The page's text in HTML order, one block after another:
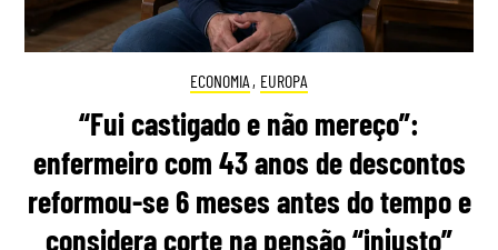
ECONOMIA , EUROPA
“Fui castigado e não mereço”:
enfermeiro com 43 anos de descontos
reformou-se 6 meses antes do tempo e
considera corte na pensão “injusto”